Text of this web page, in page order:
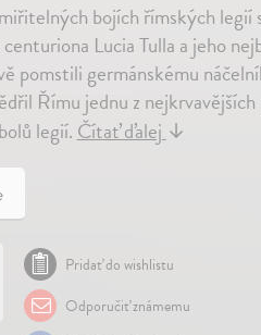
bojích římských legií
Lucia Tulla a jeho
pomstili germánskému
Římu jednu z
legií.Čítať ďalej↓
Pridať do wishlistu
Odporučiť známemu